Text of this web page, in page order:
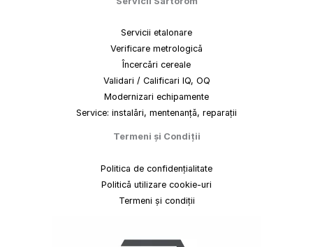
Servicii etalonare
Verificare metrologică
Încercări cereale
Validari / Calificari IQ, OQ
Modernizari echipamente
Service: instalări, mentenanță, reparații
Termeni și Condiții
Politica de confidențialitate
Politică utilizare cookie-uri
Termeni și condiții